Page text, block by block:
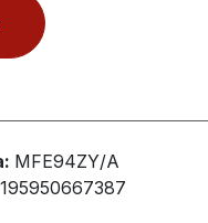
MFE94ZY/A
195950667387